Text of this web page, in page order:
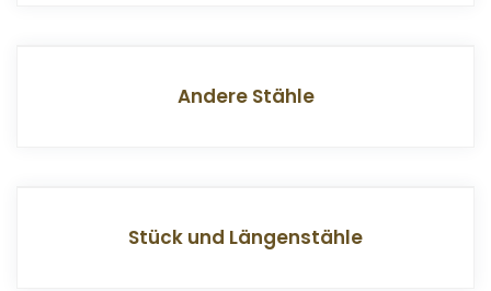
Andere Stähle
Stück und Längenstähle